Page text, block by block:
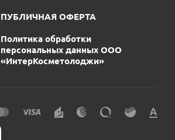
ПУБЛИЧНАЯ ОФЕРТА
Политика обработки
персональных данных ООО
«ИнтерКосметолоджи»